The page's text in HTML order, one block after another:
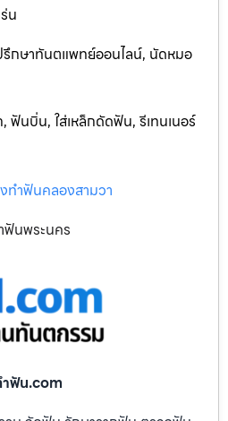
น
กษาทันตแพทย์ออนไลน์, นัดหมอ
ฟันบิ่น, ใส่เหล็กดัดฟัน, รีเทนเนอร์
ทำฟันคลองสามวา
ฟันพระนคร
ฟัน.com